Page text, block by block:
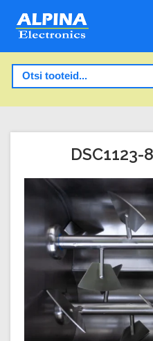
DSC1123-